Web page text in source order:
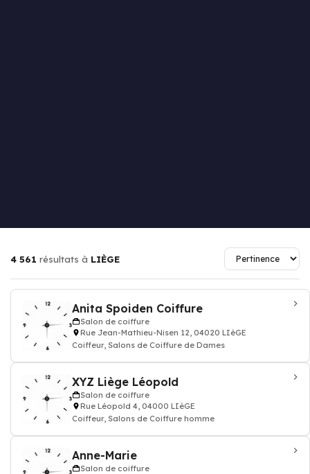
4 561 résultats à LIÈGE
Anita Spoiden Coiffure
Salon de coiffure
Rue Jean-Mathieu-Nisen 12, 04020 LIèGE
Coiffeur, Salons de Coiffure de Dames
XYZ Liège Léopold
Salon de coiffure
Rue Léopold 4, 04000 LIèGE
Coiffeur, Salons de Coiffure homme
Anne-Marie
Salon de coiffure